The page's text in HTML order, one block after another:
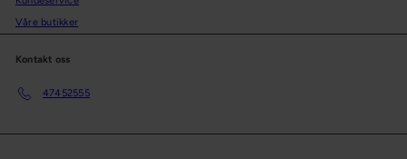
Våre butikker
Kontakt oss
47452555